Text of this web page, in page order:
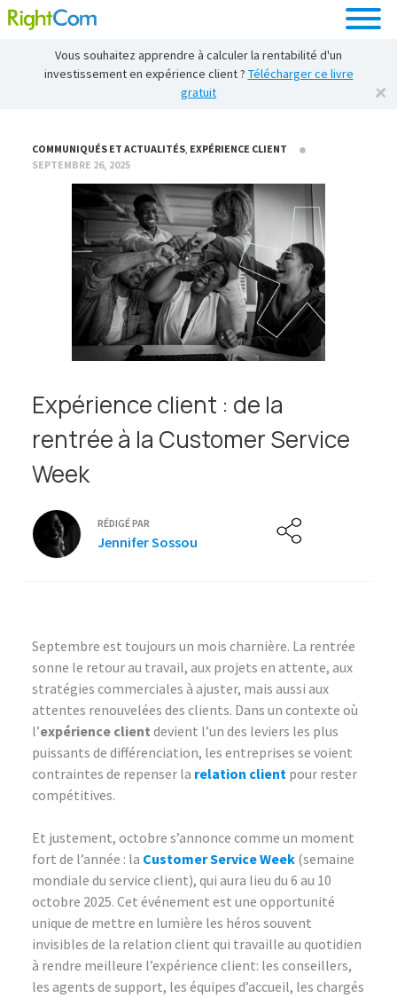
Vous souhaitez apprendre à calculer la rentabilité d'un
investissement en expérience client ? Télécharger ce livre
gratuit
COMMUNIQUÉS ET ACTUALITÉS, EXPÉRIENCE CLIENT
SEPTEMBRE 26, 2025
Expérience client : de la
rentrée à la Customer Service
Week
RÉDIGÉ PAR
Jennifer Sossou
Septembre est toujours un mois charnière. La rentrée
sonne le retour au travail, aux projets en attente, aux
stratégies commerciales à ajuster, mais aussi aux
attentes renouvelées des clients. Dans un contexte où
l’expérience client devient l’un des leviers les plus
puissants de différenciation, les entreprises se voient
contraintes de repenser la relation client pour rester
compétitives.
Et justement, octobre s’annonce comme un moment
fort de l’année : la Customer Service Week (semaine
mondiale du service client), qui aura lieu du 6 au 10
octobre 2025. Cet événement est une opportunité
unique de mettre en lumière les héros souvent
invisibles de la relation client qui travaille au quotidien
à rendre meilleure l’expérience client: les conseillers,
les agents de support, les équipes d’accueil, les chargés